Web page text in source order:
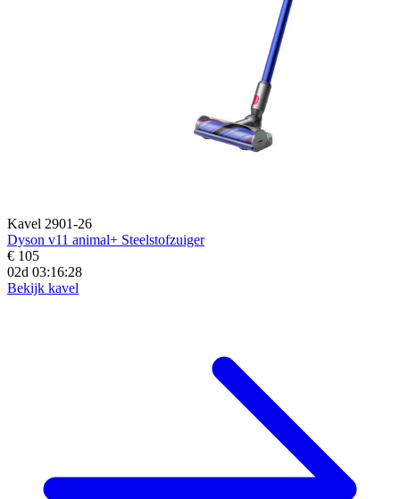
Kavel 2901-26
Dyson v11 animal+ Steelstofzuiger
€ 105
02d 03:16:27
Bekijk kavel